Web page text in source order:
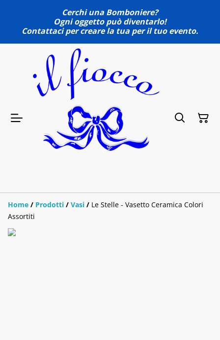
Cerchi una Bomboniere?
Ogni oggetto può diventarlo!
Contattaci per creare la tua per il tuo evento.
Home / Prodotti / Vasi / Le Stelle - Vasetto Ceramica Colori
Assortiti